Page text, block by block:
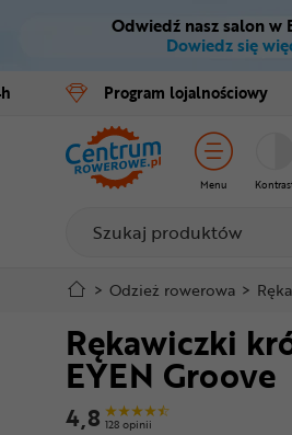
Menu główne
Informacje o
Do koszyka
Szczegółowe
Stopka
Mapa strony
Odwiedź nasz salon w
Dowiedz się
Program lojalnościowy
Menu
Rowery
E-bike
Części
Akcesoria
Odzież
Kaski
Buty
> Odzież rowerowa >
Rękawiczki
EYEN Groove
4,8 128 opinii